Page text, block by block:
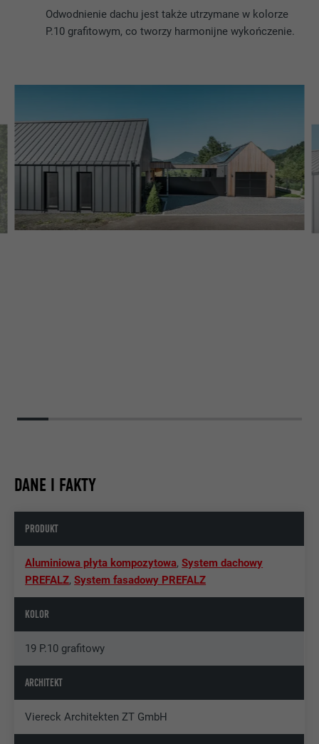
Odwodnienie dachu jest także utrzymane w kolorze
P.10 grafitowym, co tworzy harmonijne wykończenie.
DANE I FAKTY
PRODUKT
Aluminiowa płyta kompozytowa,System dachowy
PREFALZ,System fasadowy PREFALZ
KOLOR
19 P.10 grafitowy
ARCHITEKT
Viereck Architekten ZT GmbH